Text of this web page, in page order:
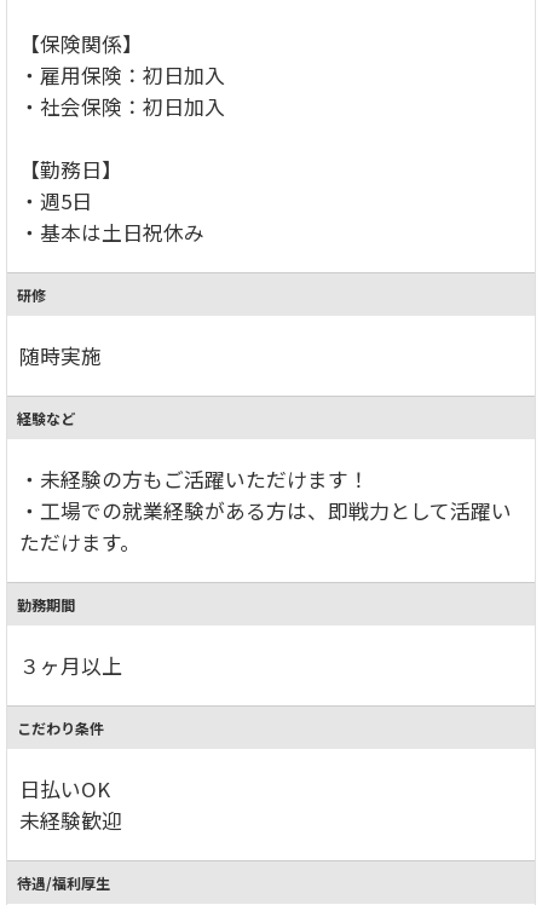
【保険関係】
・雇用保険：初日加入
・社会保険：初日加入
【勤務日】
・週5日
・基本は土日祝休み
研修
随時実施
経験など
・未経験の方もご活躍いただけます！
・工場での就業経験がある方は、即戦力として活躍い
ただけます。
勤務期間
３ヶ月以上
こだわり条件
日払いOK
未経験歓迎
待遇/福利厚生